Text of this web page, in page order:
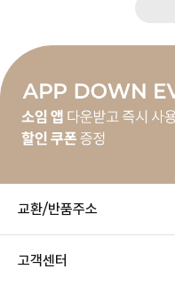
교환/반품주소
고객센터